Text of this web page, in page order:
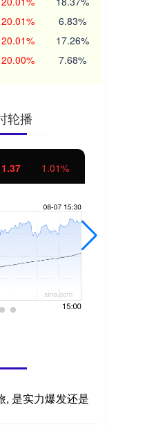
20.01% 6.83%
20.01% 17.26%
20.00% 7.68%
轮播
1.01%
, 是实力爆发还是